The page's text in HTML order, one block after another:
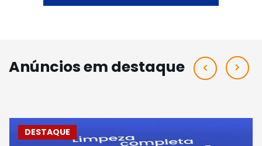
Anúncios em destaque
DESTAQUE